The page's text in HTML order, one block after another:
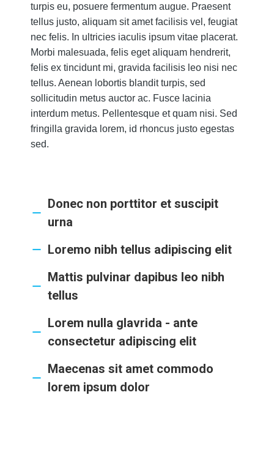
turpis eu, posuere fermentum augue. Praesent
tellus justo, aliquam sit amet facilisis vel, feugiat
nec felis. In ultricies iaculis ipsum vitae placerat.
Morbi malesuada, felis eget aliquam hendrerit,
felis ex tincidunt mi, gravida facilisis leo nisi nec
tellus. Aenean lobortis blandit turpis, sed
sollicitudin metus auctor ac. Fusce lacinia
interdum metus. Pellentesque et quam nisi. Sed
fringilla gravida lorem, id rhoncus justo egestas
sed.
Donec non porttitor et suscipit
urna
Loremo nibh tellus adipiscing elit
Mattis pulvinar dapibus leo nibh
tellus
Lorem nulla glavrida - ante
consectetur adipiscing elit
Maecenas sit amet commodo
lorem ipsum dolor